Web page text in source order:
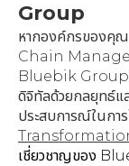
Group
หากองค์กรของคุ
Chain
Bluebik Group
ดิจิทัลด้วยกลยุทธ์แ
ประสบการณ์ในกา
เชี่ยวชาญของ